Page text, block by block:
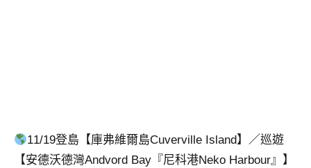
11/19登島【庫弗維爾島Cuverville Island】／巡遊
【安德沃德灣Andvord Bay『尼科港Neko Harbour』】